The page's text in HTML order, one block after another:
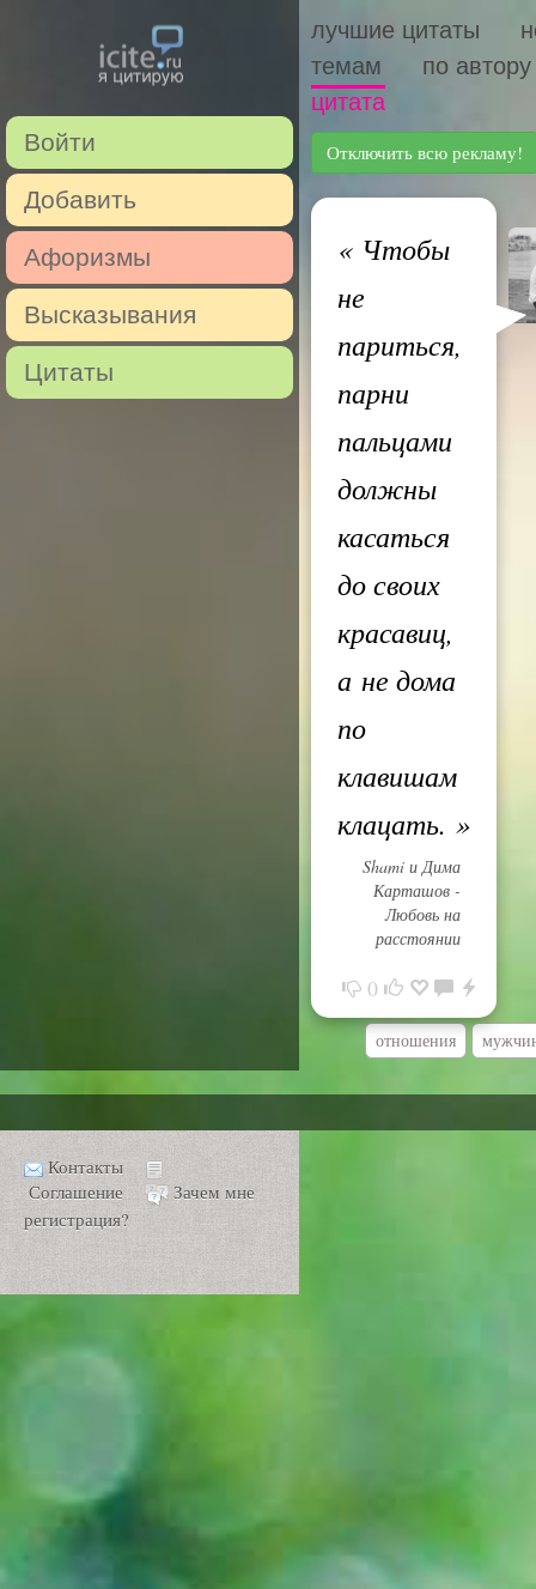
Войти
Добавить
Афоризмы
Высказывания
Цитаты
лучшие цитаты
темам
по автору
цитата
Отключить всю рекламу!
«Чтобы
не
париться,
парни
пальцами
должны
касаться
до своих
красавиц,
а не дома
по
клавишам
клацать. »
Shami и Дима
Карташов -
Любовь на
расстоянии
0
отношения
Контакты
Соглашение
Зачем мне
регистрация?